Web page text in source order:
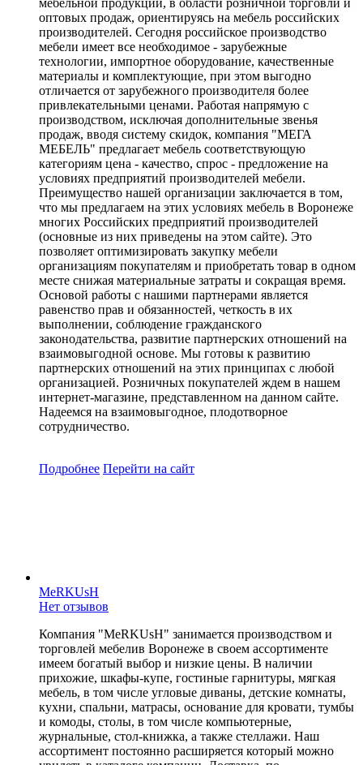
оптовых продаж, ориентируясь на мебель российских
производителей. Сегодня российское производство
мебели имеет все необходимое - зарубежные
технологии, импортное оборудование, качественные
материалы и комплектующие, при этом выгодно
отличается от зарубежного производителя более
привлекательными ценами. Работая напрямую с
производством, исключая дополнительные звенья
продаж, вводя систему скидок, компания "МЕГА
МЕБЕЛЬ" предлагает мебель соответствующую
категориям цена - качество, спрос - предложение на
условиях предприятий производителей мебели.
Преимущество нашей организации заключается в том,
что мы предлагаем на этих условиях мебель в Воронеже
многих Российских предприятий производителей
(основные из них приведены на этом сайте). Это
позволяет оптимизировать закупку мебели
организациям покупателям и приобретать товар в одном
месте снижая материальные затраты и сокращая время.
Основой работы с нашими партнерами является
равенство прав и обязанностей, четкость в их
выполнении, соблюдение гражданского
законодательства, развитие партнерских отношений на
взаимовыгодной основе. Мы готовы к развитию
партнерских отношений на этих принципах с любой
организацией. Розничных покупателей ждем в нашем
интернет-магазине, представленном на данном сайте.
Надеемся на взаимовыгодное, плодотворное
сотрудничество.
Подробнее Перейти на сайт
MeRKUsH
Нет отзывов
Компания "MeRKUsH" занимается производством и
торговлей мебелив Воронеже в своем ассортименте
имеем богатый выбор и низкие цены. В наличии
прихожие, шкафы-купе, гостиные гарнитуры, мягкая
мебель, в том числе угловые диваны, детские комнаты,
кухни, спальни, матрасы, основание для кровати, тумбы
и комоды, столы, в том числе компьютерные,
журнальные, стол-книжка, а также стеллажи. Наш
ассортимент постоянно расширяется который можно